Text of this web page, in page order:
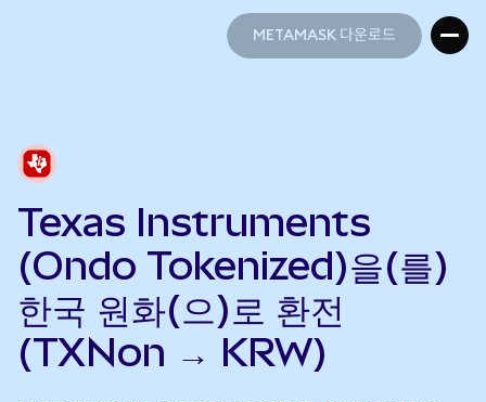
METAMASK 다운로드
Texas Instruments
(Ondo Tokenized)을(를)
한국 원화(으)로 환전
(TXNon → KRW)